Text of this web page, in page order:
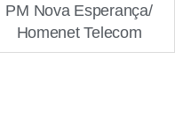
PM Nova Esperança/
Homenet Telecom